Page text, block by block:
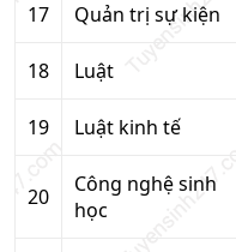
17 Quản trị sự kiện
18 Luật
19 Luật kinh tế
20
Công nghệ sinh
học